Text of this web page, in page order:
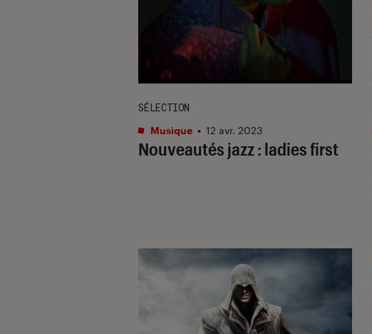
Nouveautés jazz : ladies first
SÉLECTION
Musique • 12 avr. 2023